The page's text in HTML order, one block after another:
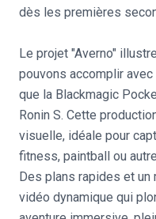
dès les premières
Le projet "Averno"
pouvons accomplir
que la Blackmagic
Ronin S. Cette
visuelle, idéale pour
fitness, paintball ou
Des plans rapides et un
vidéo dynamique qui